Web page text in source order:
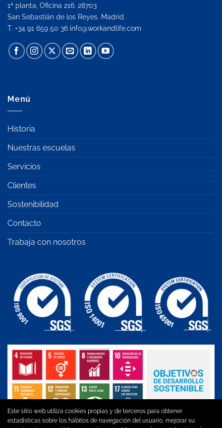
1ª planta, Oficina 216. 28703
San Sebastián de los Reyes. Madrid.
T. +34 91 659 50 36 info@workandlife.com
Menú
Historia
Nuestras escuelas
Servicios
Clientes
Sostenibilidad
Contacto
Trabaja con nosotros
Este sitio web utiliza cookies propias y de terceros para obtener
estadísticas sobre los hábitos de navegación del usuario, mejorar su